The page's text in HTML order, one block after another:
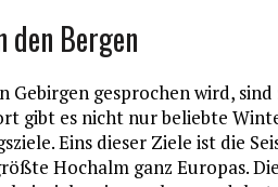
Bergen
Gebirgen gesprochen wird,
gibt es nicht nur beliebte
Eins dieser Ziele ist die
Hochalm ganz Europas.